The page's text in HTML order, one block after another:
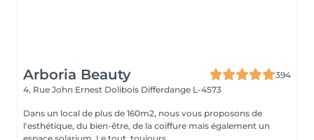
Arboria Beauty
394
4, Rue John Ernest Dolibois Differdange L-4573
Dans un local de plus de 160m2, nous vous proposons de
l'esthétique, du bien-être, de la coiffure mais également un